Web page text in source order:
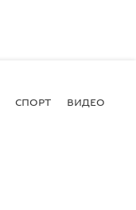
СПОРТ ВИДЕО